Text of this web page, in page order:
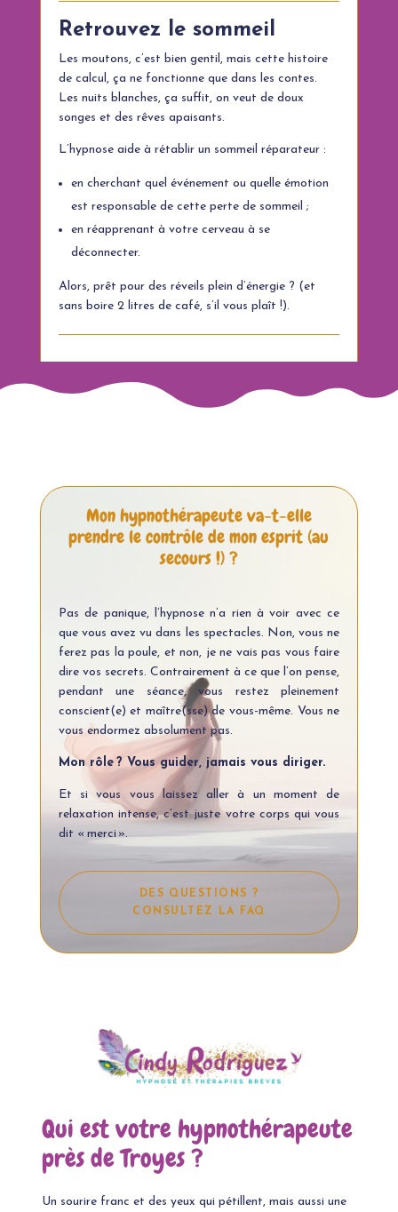
Retrouvez le sommeil
Les moutons, c’est bien gentil, mais cette histoire
de calcul, ça ne fonctionne que dans les contes.
Les nuits blanches, ça suffit, on veut de doux
songes et des rêves apaisants.
L’hypnose aide à rétablir un sommeil réparateur :
en cherchant quel événement ou quelle émotion
est responsable de cette perte de sommeil ;
en réapprenant à votre cerveau à se
déconnecter.
Alors, prêt pour des réveils plein d’énergie ? (et
sans boire 2 litres de café, s’il vous plaît !).
Mon hypnothérapeute va-t-elle
prendre le contrôle de mon esprit (au
secours !) ?
Pas de panique, l’hypnose n’a rien à voir avec ce
que vous avez vu dans les spectacles. Non, vous ne
ferez pas la poule, et non, je ne vais pas vous faire
dire vos secrets. Contrairement à ce que l’on pense,
pendant une séance, vous restez pleinement
conscient(e) et maître(sse) de vous-même. Vous ne
vous endormez absolument pas.
Mon rôle ? Vous guider, jamais vous diriger.
Et si vous vous laissez aller à un moment de
relaxation intense, c’est juste votre corps qui vous
dit « merci ».
DES QUESTIONS ?
CONSULTEZ LA FAQ
Qui est votre hypnothérapeute
près de Troyes ?
Un sourire franc et des yeux qui pétillent, mais aussi une